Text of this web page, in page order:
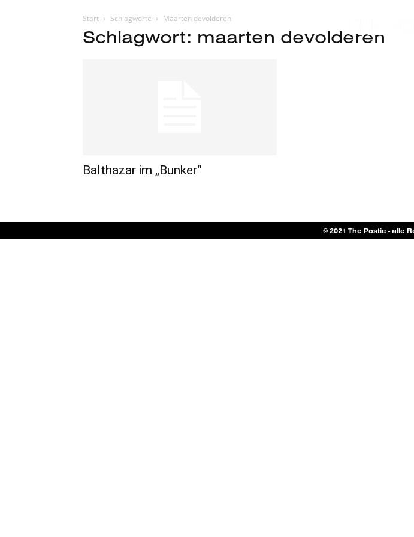
Start Schlagworte Maarten devolderen
Schlagwort: maarten devolderen
Balthazar im „Bunker“
© 2021 The Postie - alle